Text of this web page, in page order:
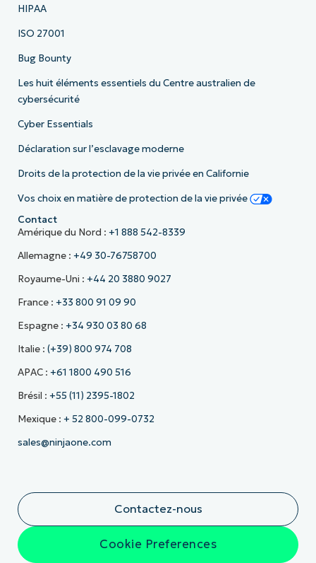
HIPAA
ISO 27001
Bug Bounty
Les huit éléments essentiels du Centre australien de
cybersécurité
Cyber Essentials
Déclaration sur l’esclavage moderne
Droits de la protection de la vie privée en Californie
Vos choix en matière de protection de la vie privée
Contact
Amérique du Nord : +1 888 542-8339
Allemagne : +49 30-76758700
Royaume-Uni : +44 20 3880 9027
France : +33 800 91 09 90
Espagne : +34 930 03 80 68
Italie : (+39) 800 974 708
APAC : +61 1800 490 516
Brésil : +55 (11) 2395-1802
Mexique : + 52 800-099-0732
sales@ninjaone.com
Contactez-nous
Cookie Preferences